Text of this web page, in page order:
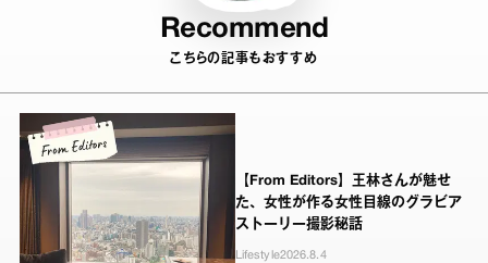
Recommend
こちらの記事もおすすめ
【From Editors】王林さんが魅せ
た、女性が作る女性目線のグラビア
ストーリー撮影秘話
Lifestyle2026.8.4